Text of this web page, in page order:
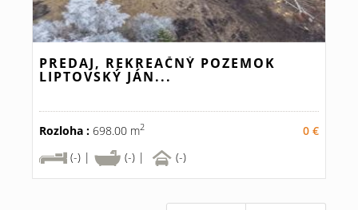
PREDAJ, REKREAČNÝ POZEMOK
LIPTOVSKÝ JÁN...
Rozloha : 698.00 m2
0 €
(-) |
(-) | (-)